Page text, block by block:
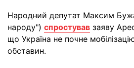
Народний депутат Максим
народу") спростував заяву
що Україна не почне
обставин.